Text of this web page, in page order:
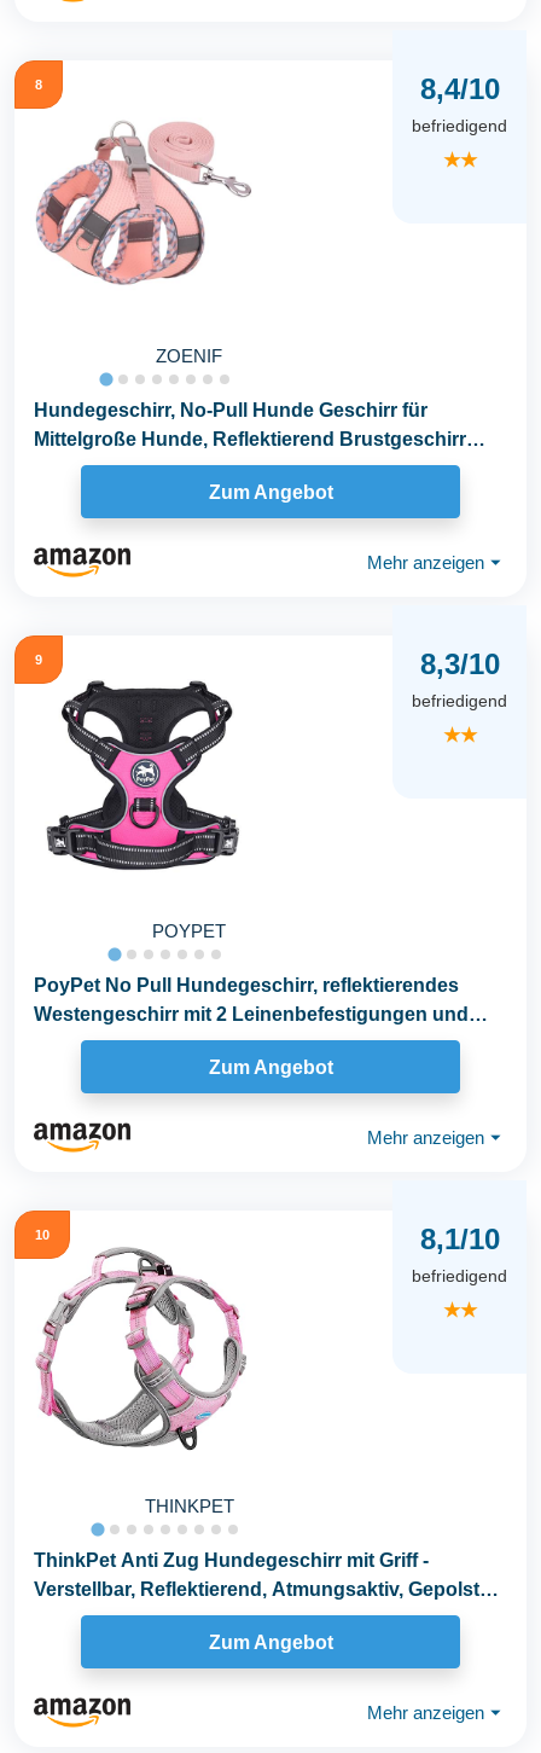
8
ZOENIF
8,4/10
befriedigend
★★
Hundegeschirr, No-Pull Hunde Geschirr für
Mittelgroße Hunde, Reflektierend Brustgeschirr
Small...
Zum Angebot
Mehr anzeigen ⏷
9
POYPET
8,3/10
befriedigend
★★
PoyPet No Pull Hundegeschirr, reflektierendes
Westengeschirr mit 2 Leinenbefestigungen und
einfachem...
Zum Angebot
Mehr anzeigen ⏷
10
THINKPET
8,1/10
befriedigend
★★
ThinkPet Anti Zug Hundegeschirr mit Griff -
Verstellbar, Reflektierend, Atmungsaktiv, Gepolstert
Zum Angebot
Mehr anzeigen ⏷